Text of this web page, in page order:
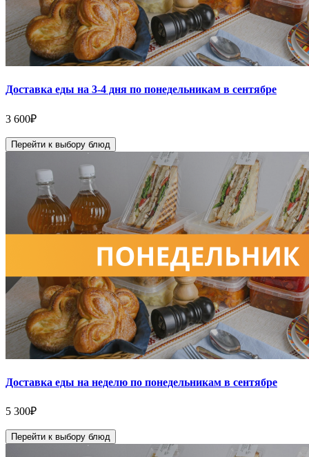
Доставка еды на 3-4 дня по понедельникам в сентябре
3 600₽
Перейти к выбору блюд
Доставка еды на неделю по понедельникам в сентябре
5 300₽
Перейти к выбору блюд